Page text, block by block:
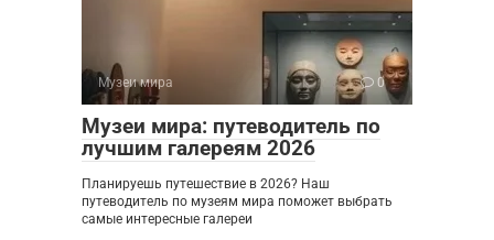
Музеи мира 0
Музеи мира: путеводитель по
лучшим галереям 2026
Планируешь путешествие в 2026? Наш
путеводитель по музеям мира поможет выбрать
самые интересные галереи